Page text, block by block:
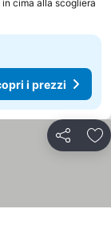
cima alla scogliera
i prezzi
Condividi